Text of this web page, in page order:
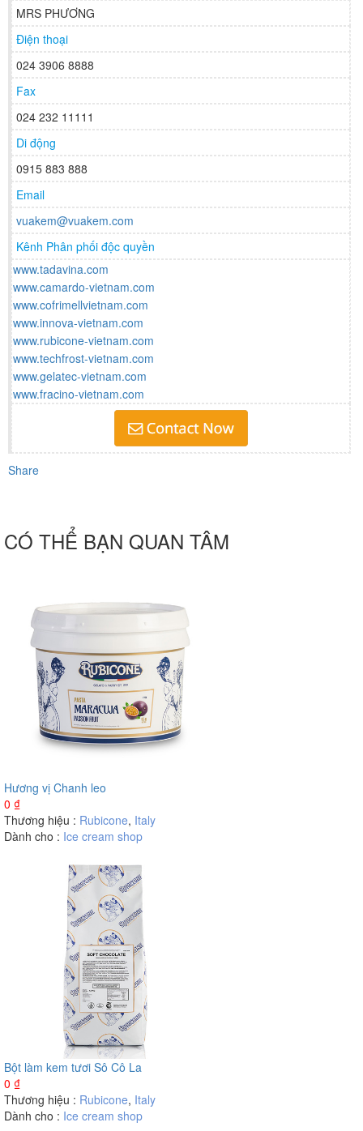
MRS PHƯƠNG
Điện thoại
024 3906 8888
Fax
024 232 11111
Di động
0915 883 888
Email
vuakem@vuakem.com
Kênh Phân phối độc quyền
www.tadavina.com
www.camardo-vietnam.com
www.cofrimellvietnam.com
www.innova-vietnam.com
www.rubicone-vietnam.com
www.techfrost-vietnam.com
www.gelatec-vietnam.com
www.fracino-vietnam.com
Share
CÓ THỂ BẠN QUAN TÂM
Hương vị Chanh leo
0 ₫
Thương hiệu : Rubicone, Italy
Dành cho : Ice cream shop
Bột làm kem tươi Sô Cô La
0 ₫
Thương hiệu : Rubicone, Italy
Dành cho : Ice cream shop